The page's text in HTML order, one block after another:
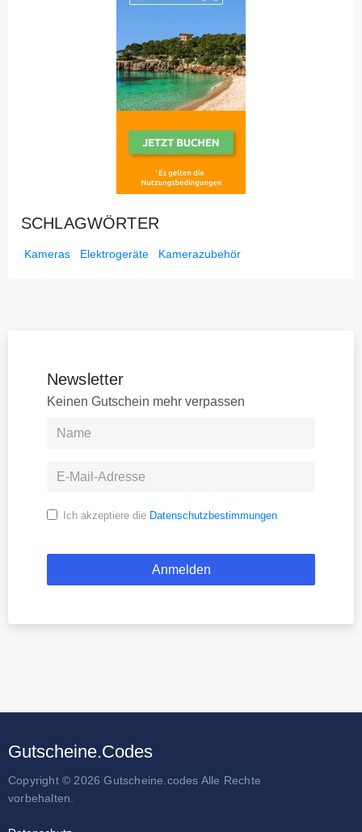
SCHLAGWÖRTER
Kameras Elektrogeräte Kamerazubehör
Newsletter
Keinen Gutschein mehr verpassen
Ich akzeptiere die Datenschutzbestimmungen
Gutscheine.Codes
Copyright © 2026 Gutscheine.codes Alle Rechte
vorbehalten.